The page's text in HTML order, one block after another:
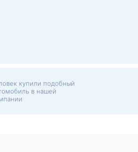
купили подобный
в нашей